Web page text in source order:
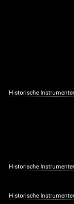
Historische
Historische
Historische